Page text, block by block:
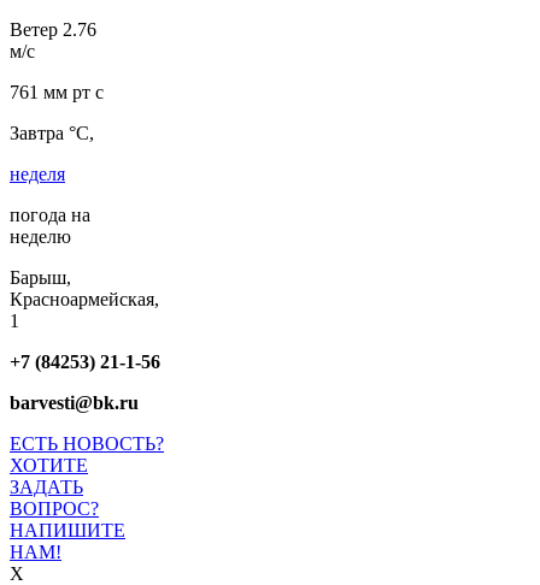
Ветер 2.76
м/с
761 мм рт с
Завтра °C,
неделя
погода на
неделю
Барыш,
Красноармейская,
1
+7 (84253) 21-1-56
barvesti@bk.ru
ЕСТЬ НОВОСТЬ?
ХОТИТЕ
ЗАДАТЬ
ВОПРОС?
НАПИШИТЕ
НАМ!
X